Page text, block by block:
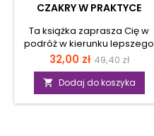
CZAKRY W PRAKTYCE
Ta książka zaprasza Cię w
podróż w kierunku lepszego
świata. Tchnie w Ciebie nowe
myśli, pomysły i odwagę.
Dzięki niej otworzysz serce i
odegnasz strach przed
zmianami. Staniesz się
Cena
32,00 zł Cena
podstawowa
49,40 zł
 Dodaj do koszyka